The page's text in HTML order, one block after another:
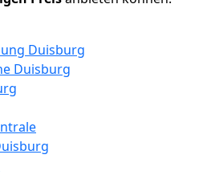
Duisburg
Duisburg